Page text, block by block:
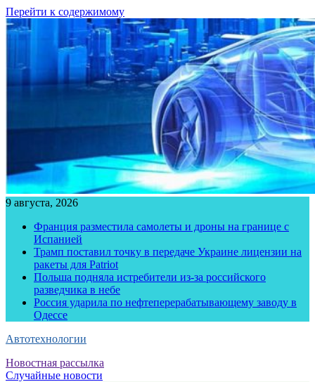
Перейти к содержимому
9 августа, 2026
Франция разместила самолеты и дроны на границе с
Испанией
Трамп поставил точку в передаче Украине лицензии на
ракеты для Patriot
Польша подняла истребители из-за российского
разведчика в небе
Россия ударила по нефтеперерабатывающему заводу в
Одессе
Автотехнологии
Новостная рассылка
Случайные новости